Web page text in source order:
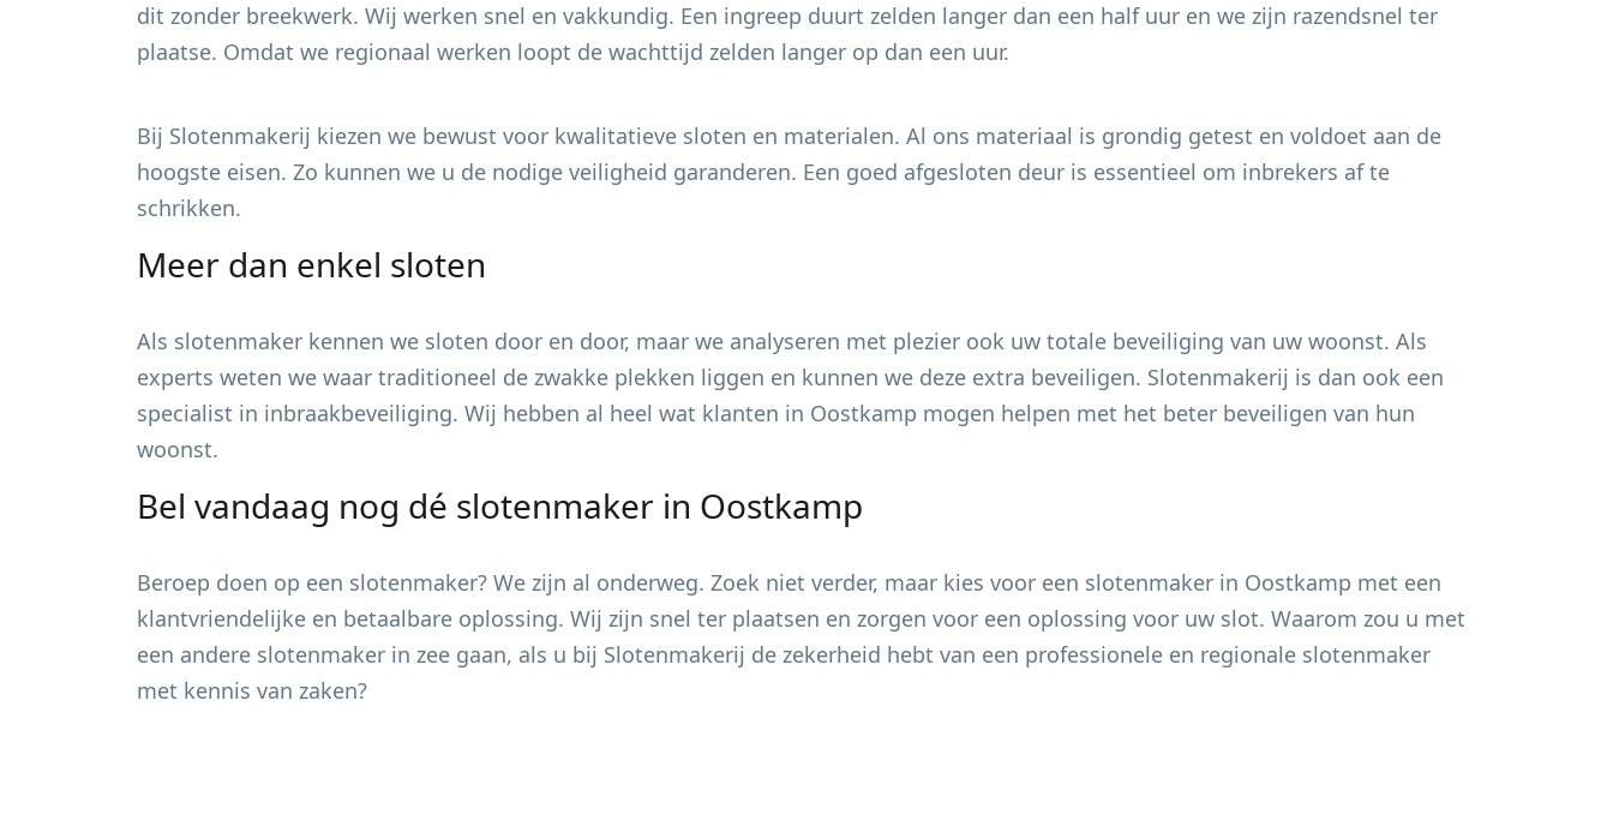
dit zonder breekwerk. Wij werken snel en vakkundig. Een ingreep duurt zelden langer dan een half uur en we zijn razendsnel ter
plaatse. Omdat we regionaal werken loopt de wachttijd zelden langer op dan een uur.
Bij Slotenmakerij kiezen we bewust voor kwalitatieve sloten en materialen. Al ons materiaal is grondig getest en voldoet aan de
hoogste eisen. Zo kunnen we u de nodige veiligheid garanderen. Een goed afgesloten deur is essentieel om inbrekers af te
schrikken.
Meer dan enkel sloten
Als slotenmaker kennen we sloten door en door, maar we analyseren met plezier ook uw totale beveiliging van uw woonst. Als
experts weten we waar traditioneel de zwakke plekken liggen en kunnen we deze extra beveiligen. Slotenmakerij is dan ook een
specialist in inbraakbeveiliging. Wij hebben al heel wat klanten in Oostkamp mogen helpen met het beter beveiligen van hun
woonst.
Bel vandaag nog dé slotenmaker in Oostkamp
Beroep doen op een slotenmaker? We zijn al onderweg. Zoek niet verder, maar kies voor een slotenmaker in Oostkamp met een
klantvriendelijke en betaalbare oplossing. Wij zijn snel ter plaatsen en zorgen voor een oplossing voor uw slot. Waarom zou u met
een andere slotenmaker in zee gaan, als u bij Slotenmakerij de zekerheid hebt van een professionele en regionale slotenmaker
met kennis van zaken?